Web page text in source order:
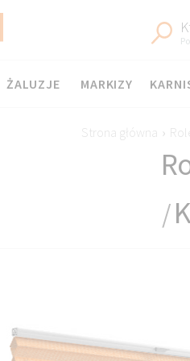
ŻALUZJE MARKIZY
Strona główna ›
/